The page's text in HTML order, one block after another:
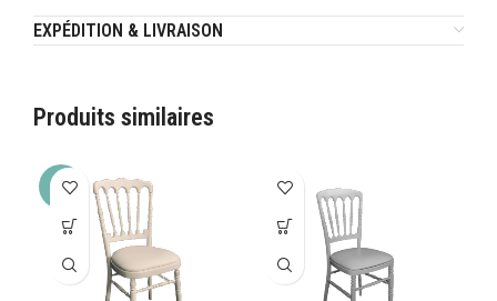
EXPÉDITION & LIVRAISON
Produits similaires
-20%